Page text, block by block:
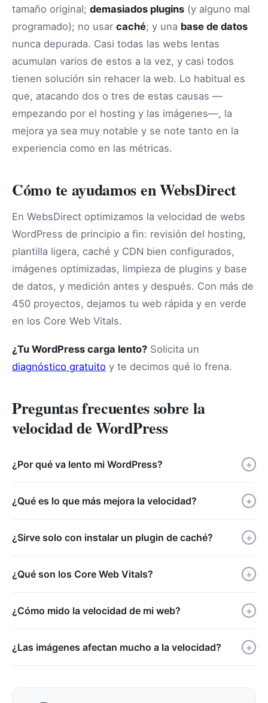
tamaño original; demasiados plugins (y alguno mal
programado); no usar caché; y una base de datos
nunca depurada. Casi todas las webs lentas
acumulan varios de estos a la vez, y casi todos
tienen solución sin rehacer la web. Lo habitual es
que, atacando dos o tres de estas causas —
empezando por el hosting y las imágenes—, la
mejora ya sea muy notable y se note tanto en la
experiencia como en las métricas.
Cómo te ayudamos en WebsDirect
En WebsDirect optimizamos la velocidad de webs
WordPress de principio a fin: revisión del hosting,
plantilla ligera, caché y CDN bien configurados,
imágenes optimizadas, limpieza de plugins y base
de datos, y medición antes y después. Con más de
450 proyectos, dejamos tu web rápida y en verde
en los Core Web Vitals.
¿Tu WordPress carga lento? Solicita un
diagnóstico gratuito y te decimos qué lo frena.
Preguntas frecuentes sobre la
velocidad de WordPress
¿Por qué va lento mi WordPress? +
¿Qué es lo que más mejora la velocidad? +
¿Sirve solo con instalar un plugin de caché? +
¿Qué son los Core Web Vitals? +
¿Cómo mido la velocidad de mi web? +
¿Las imágenes afectan mucho a la velocidad? +